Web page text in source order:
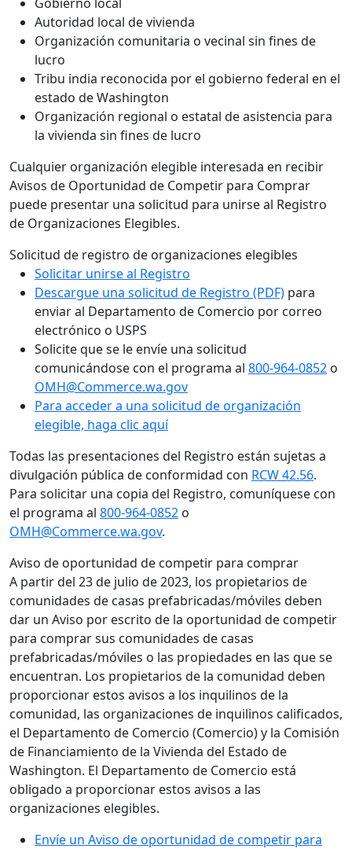
Autoridad local de vivienda
Organización comunitaria o vecinal sin fines de
lucro
Tribu india reconocida por el gobierno federal en el
estado de Washington
Organización regional o estatal de asistencia para
la vivienda sin fines de lucro
Cualquier organización elegible interesada en recibir
Avisos de Oportunidad de Competir para Comprar
puede presentar una solicitud para unirse al Registro
de Organizaciones Elegibles.
Solicitud de registro de organizaciones elegibles
Solicitar unirse al Registro
Descargue una solicitud de Registro (PDF) para
enviar al Departamento de Comercio por correo
electrónico o USPS
Solicite que se le envíe una solicitud
comunicándose con el programa al 800-964-0852 o
OMH@Commerce.wa.gov
Para acceder a una solicitud de organización
elegible, haga clic aquí
Todas las presentaciones del Registro están sujetas a
divulgación pública de conformidad con RCW 42.56.
Para solicitar una copia del Registro, comuníquese con
el programa al 800-964-0852 o
OMH@Commerce.wa.gov.
Aviso de oportunidad de competir para comprar
A partir del 23 de julio de 2023, los propietarios de
comunidades de casas prefabricadas/móviles deben
dar un Aviso por escrito de la oportunidad de competir
para comprar sus comunidades de casas
prefabricadas/móviles o las propiedades en las que se
encuentran. Los propietarios de la comunidad deben
proporcionar estos avisos a los inquilinos de la
comunidad, las organizaciones de inquilinos calificados,
el Departamento de Comercio (Comercio) y la Comisión
de Financiamiento de la Vivienda del Estado de
Washington. El Departamento de Comercio está
obligado a proporcionar estos avisos a las
organizaciones elegibles.
Envíe un Aviso de oportunidad de competir para